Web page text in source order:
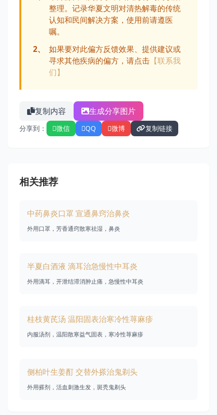
整理。记录华夏文明对清热解毒的传统
认知和民间解决方案，使用前请遵医
嘱。
2、
如果要对此偏方反馈效果、提供建议或
寻求其他疾病的偏方，请点击 【联系我
们】
复制内容 生成分享图片
分享到： 微信 QQ 微博 复制链接
相关推荐
中药鼻炎口罩 宣通鼻窍治鼻炎
外用口罩，芳香通窍散寒祛湿，鼻炎
半夏白酒液 滴耳治急慢性中耳炎
外用滴耳，开泄结滞消肿止痛，急慢性中耳炎
桂枝黄芪汤 温阳固表治寒冷性荨麻疹
内服汤剂，温阳散寒益气固表，寒冷性荨麻疹
侧柏叶生姜酊 交替外搽治鬼剃头
外用搽剂，活血刺激生发，斑秃鬼剃头